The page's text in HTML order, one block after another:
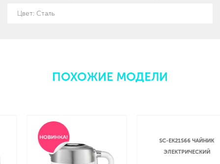
Цвет: Сталь
ПОХОЖИЕ МОДЕЛИ